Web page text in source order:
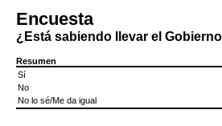
Encuesta
¿Está sabiendo llevar el
Resumen
Sí
No
No lo sé/Me da igual